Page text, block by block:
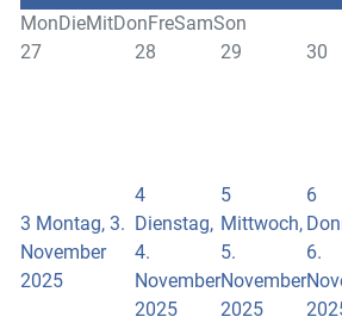
MonDieMitDonFreSamSon
27
28 29 30
3 Montag, 3.
November
2025
4
Dienstag,
4.
November
2025
5
Mittwoch,
5.
November
2025
6
6.